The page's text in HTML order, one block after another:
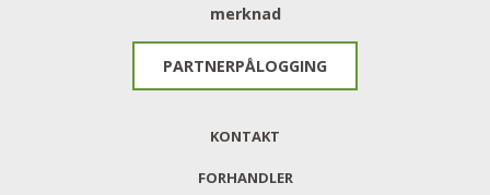
merknad
PARTNERPÅLOGGING
KONTAKT
FORHANDLER